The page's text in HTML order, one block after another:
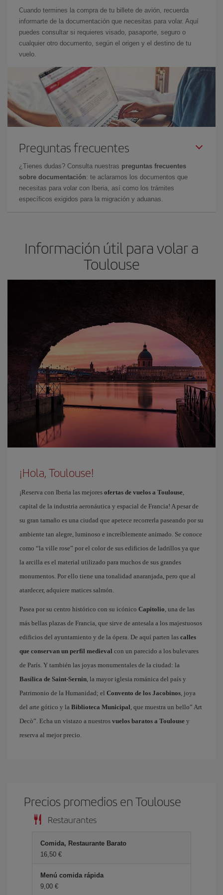
Cuando termines la compra de tu billete de avión, recuerda
informarte de la documentación que necesitas para volar. Aquí
puedes consultar si requieres visado, pasaporte, seguro o
cualquier otro documento, según el origen y el destino de tu
vuelo.
Preguntas frecuentes
¿Tienes dudas? Consulta nuestras preguntas frecuentes
sobre documentación: te aclaramos los documentos que
necesitas para volar con Iberia, así como los trámites
específicos exigidos para la migración y aduanas.
Información útil para volar a
Toulouse
¡Hola, Toulouse!
¡Reserva con Iberia las mejores ofertas de vuelos a Toulouse,
capital de la industria aeronáutica y espacial de Francia! A pesar de
su gran tamaño es una ciudad que apetece recorrerla paseando por su
ambiente tan alegre, luminoso e increíblemente animado. Se conoce
como “la ville rose” por el color de sus edificios de ladrillos ya que
la arcilla es el material utilizado para muchos de sus grandes
monumentos. Por ello tiene una tonalidad anaranjada, pero que al
atardecer, adquiere matices salmón.
Pasea por su centro histórico con su icónico Capitolio, una de las
más bellas plazas de Francia, que sirve de antesala a los majestuosos
edificios del ayuntamiento y de la ópera. De aquí parten las calles
que conservan un perfil medieval con un parecido a los bulevares
de París. Y también las joyas monumentales de la ciudad: la
Basílica de Saint-Sernin, la mayor iglesia románica del país y
Patrimonio de la Humanidad; el Convento de los Jacobinos, joya
del arte gótico y la Biblioteca Municipal, que muestra un bello” Art
Decò”. Echa un vistazo a nuestros vuelos baratos a Toulouse y
reserva al mejor precio.
Precios promedios en Toulouse
Restaurantes
Comida, Restaurante Barato
16,50 €
Menú comida rápida
9,00 €